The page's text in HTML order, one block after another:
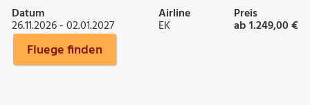
Datum
26.11.2026 - 02.01.2027
Airline
EK
Preis
ab 1.249,00 €
Fluege finden